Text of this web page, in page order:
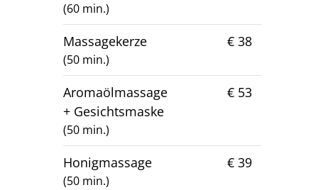
(60 min.)
Massagekerze € 38
(50 min.)
Aromaölmassage
+ Gesichtsmaske
€ 53
(50 min.)
Honigmassage € 39
(50 min.)